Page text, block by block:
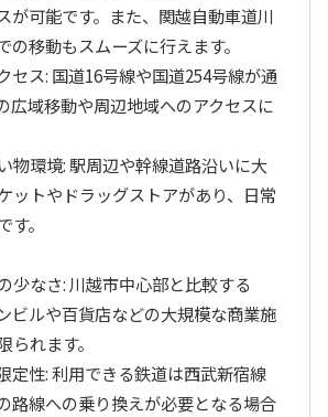
が可能です。また、関越自動車道川
の移動もスムーズに行えます。
セス: 国道16号線や国道254号線が通
広域移動や周辺地域へのアクセスに
物環境: 駅周辺や幹線道路沿いに大
ットやドラッグストアがあり、日常
。
少なさ: 川越市中心部と比較する
ビルや百貨店などの大規模な商業施
られます。
定性: 利用できる鉄道は西武新宿線
路線への乗り換えが必要となる場合